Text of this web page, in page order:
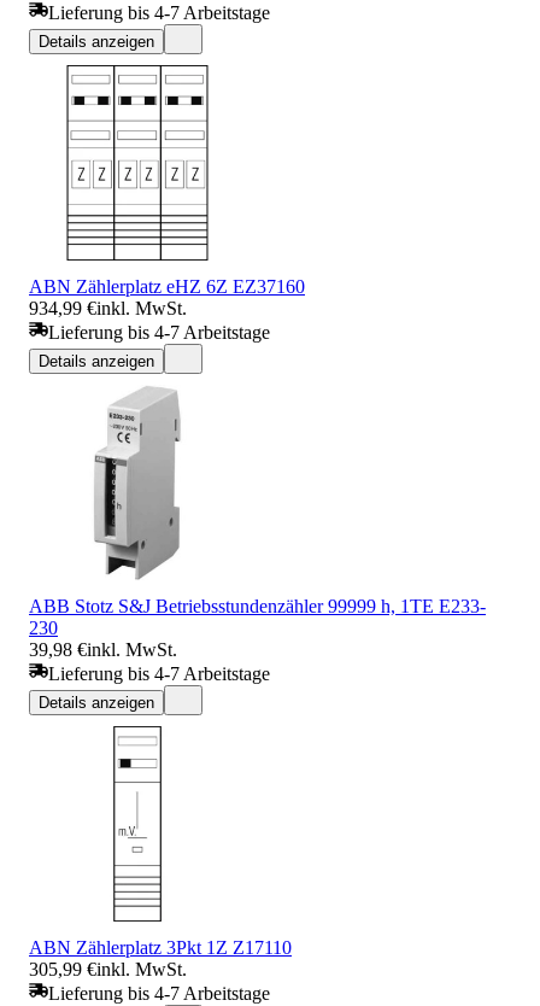
Lieferung bis 4-7 Arbeitstage
Details anzeigen
ABN Zählerplatz eHZ 6Z EZ37160
934,99 €inkl. MwSt.
Lieferung bis 4-7 Arbeitstage
Details anzeigen
ABB Stotz S&J Betriebsstundenzähler 99999 h, 1TE E233-
230
39,98 €inkl. MwSt.
Lieferung bis 4-7 Arbeitstage
Details anzeigen
ABN Zählerplatz 3Pkt 1Z Z17110
305,99 €inkl. MwSt.
Lieferung bis 4-7 Arbeitstage